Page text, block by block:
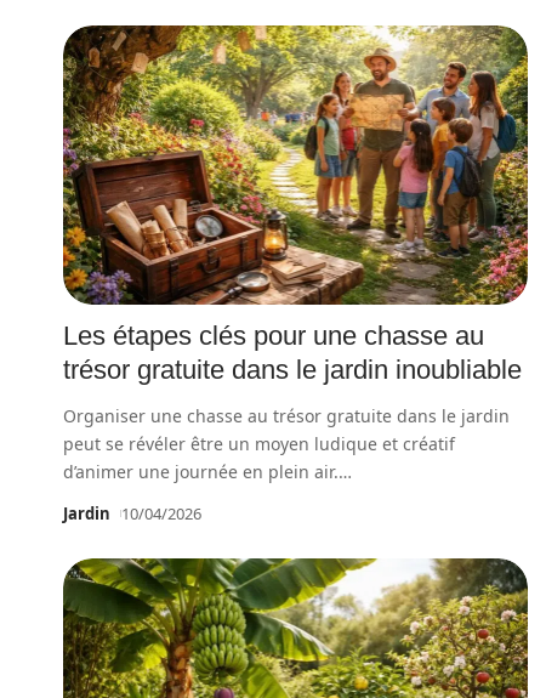
Les étapes clés pour une chasse au
trésor gratuite dans le jardin inoubliable
Organiser une chasse au trésor gratuite dans le jardin
peut se révéler être un moyen ludique et créatif
d’animer une journée en plein air.…
Jardin 10/04/2026